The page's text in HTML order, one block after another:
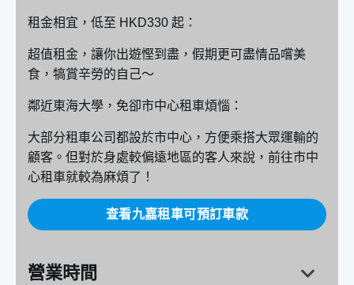
租金相宜，低至 HKD330 起：
超值租金，讓你出遊慳到盡，假期更可盡情品嚐美
食，犒賞辛勞的自己～
鄰近東海大學，免卻市中心租車煩惱：
大部分租車公司都設於市中心，方便乘搭大眾運輸的
顧客。但對於身處較偏遠地區的客人來說，前往市中
心租車就較為麻煩了！
查看九嘉租車可預訂車款
營業時間